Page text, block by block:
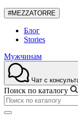
#MEZZATORRE
Блог
Stories
Мужчинам
Чат с
Поиск по каталогу